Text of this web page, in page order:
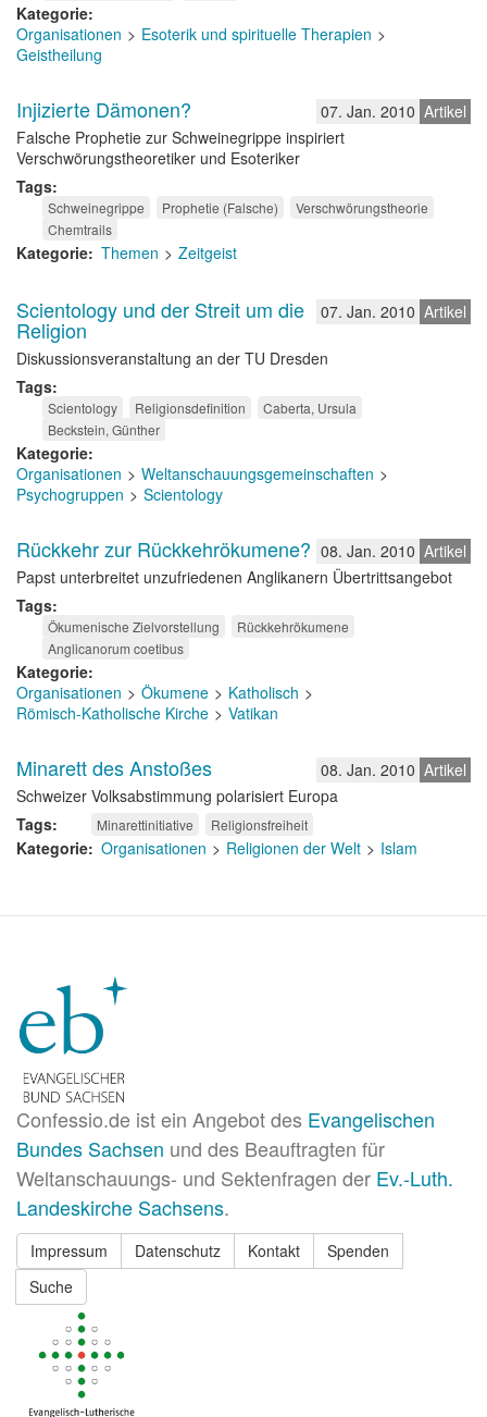
Kategorie
Organisationen
Esoterik und spirituelle Therapien
Geistheilung
Artikel
07. Jan. 2010
Injizierte Dämonen?
Falsche Prophetie zur Schweinegrippe inspiriert
Verschwörungstheoretiker und Esoteriker
Tags
Schweinegrippe Prophetie (Falsche)
Verschwörungstheorie
Chemtrails
Kategorie Themen Zeitgeist
Artikel
07. Jan. 2010
Scientology und der Streit um die
Religion
Diskussionsveranstaltung an der TU Dresden
Tags
Scientology Religionsdefinition
Caberta, Ursula
Beckstein, Günther
Kategorie
Organisationen
Weltanschauungsgemeinschaften
Psychogruppen
Scientology
Artikel
08. Jan. 2010
Rückkehr zur Rückkehrökumene?
Papst unterbreitet unzufriedenen Anglikanern Übertrittsangebot
Tags
Ökumenische Zielvorstellung
Rückkehrökumene
Anglicanorum coetibus
Kategorie
Organisationen
Ökumene
Katholisch
Römisch-Katholische Kirche
Vatikan
Artikel
08. Jan. 2010
Minarett des Anstoßes
Schweizer Volksabstimmung polarisiert Europa
Tags
Minarettinitiative Religionsfreiheit
Kategorie Organisationen Religionen der Welt Islam
Confessio.de ist ein Angebot des Evangelischen
Bundes Sachsen und des Beauftragten für
Weltanschauungs- und Sektenfragen der Ev.-Luth.
Landeskirche Sachsens.
Impressum Datenschutz Kontakt
Spenden
Suche